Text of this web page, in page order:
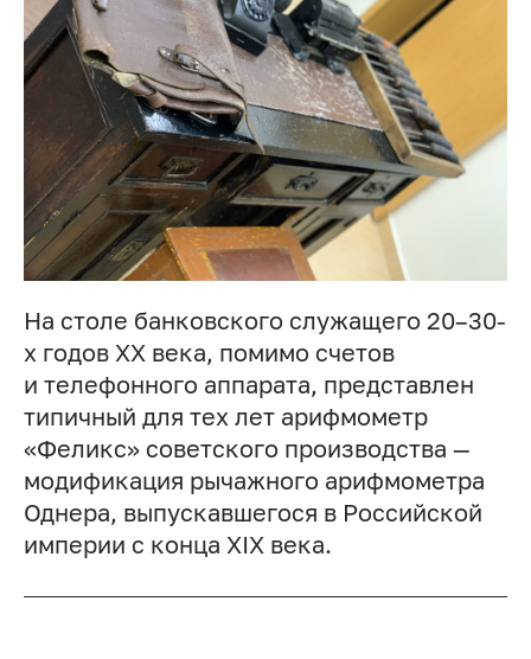
На столе банковского служащего 20–30-
х годов XX века, помимо счетов
и телефонного аппарата, представлен
типичный для тех лет арифмометр
«Феликс» советского производства —
модификация рычажного арифмометра
Однера, выпускавшегося в Российской
империи с конца XIX века.